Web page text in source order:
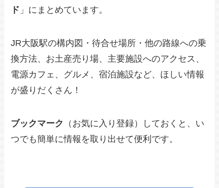
ド 」にまとめています。
JR大阪駅の構内図・待合せ場所・他の路線への乗
換方法、お土産売り場、主要施設へのアクセス、
電源カフェ、グルメ、宿泊施設など、ほしい情報
が盛りだくさん！
ブックマーク
（お気に入り登録）しておくと、い
つでも簡単に情報を取り出せて便利です。